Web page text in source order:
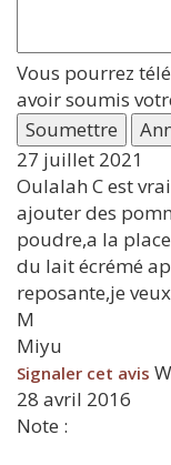
Vous pourrez
avoir soumis
Soumettre
27 juillet 2021
Oulalah C est
ajouter des
poudre,a la
du lait écrémé
reposante,je
M
Miyu
Signaler cet avis
28 avril 2016
Note :